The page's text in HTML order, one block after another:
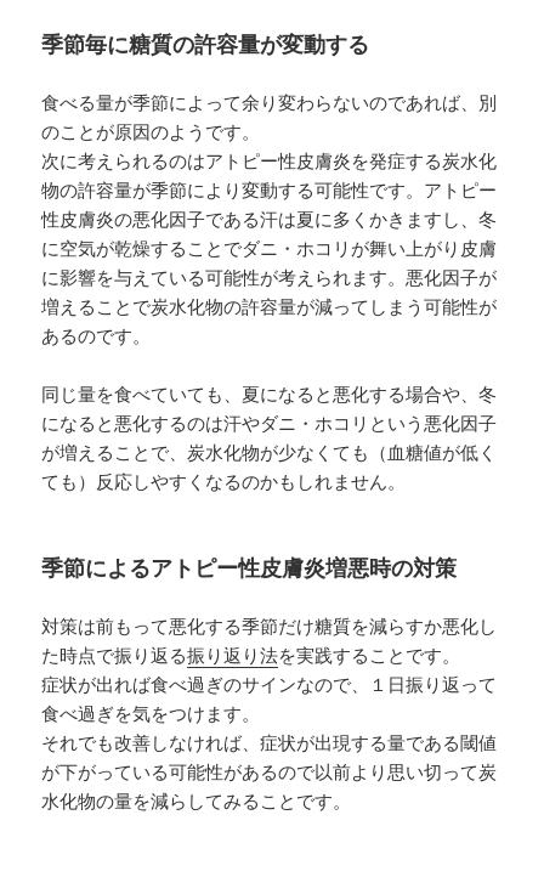
季節毎に糖質の許容量が変動する
食べる量が季節によって余り変わらないのであれば、別
のことが原因のようです。
次に考えられるのはアトピー性皮膚炎を発症する炭水化
物の許容量が季節により変動する可能性です。アトピー
性皮膚炎の悪化因子である汗は夏に多くかきますし、冬
に空気が乾燥することでダニ・ホコリが舞い上がり皮膚
に影響を与えている可能性が考えられます。悪化因子が
増えることで炭水化物の許容量が減ってしまう可能性が
あるのです。
同じ量を食べていても、夏になると悪化する場合や、冬
になると悪化するのは汗やダニ・ホコリという悪化因子
が増えることで、炭水化物が少なくても（血糖値が低く
ても）反応しやすくなるのかもしれません。
季節によるアトピー性皮膚炎増悪時の対策
対策は前もって悪化する季節だけ糖質を減らすか悪化し
た時点で振り返る振り返り法を実践することです。
症状が出れば食べ過ぎのサインなので、１日振り返って
食べ過ぎを気をつけます。
それでも改善しなければ、症状が出現する量である閾値
が下がっている可能性があるので以前より思い切って炭
水化物の量を減らしてみることです。